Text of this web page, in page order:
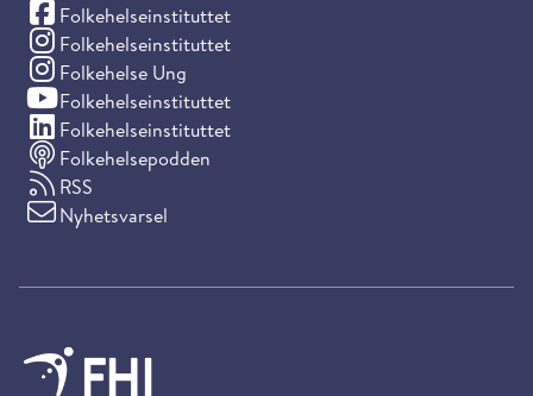
Folkehelseinstituttet
(Facebook)
Folkehelseinstituttet
(Instagram)
Folkehelse Ung
(Instagram)
Folkehelseinstituttet
(YouTube)
Folkehelseinstituttet
(LinkedIn)
Folkehelsepodden
RSS
Nyhetsvarsel